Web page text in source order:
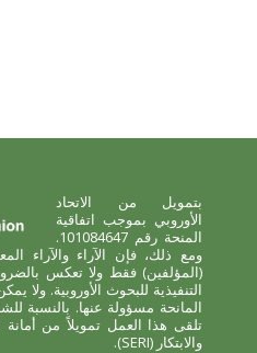
بتمويل من الاتحاد
الأوروبي بموجب اتفاقية
المنحة رقم 101084647.
ومع ذلك، فإن الآراء والآراء
(المؤلفين) فقط ولا تعكس
التنفيذية للبحوث الأوروبية. ولا
تلقى هذا العمل تمويلاً من أمانة
والابتكار (SERI).